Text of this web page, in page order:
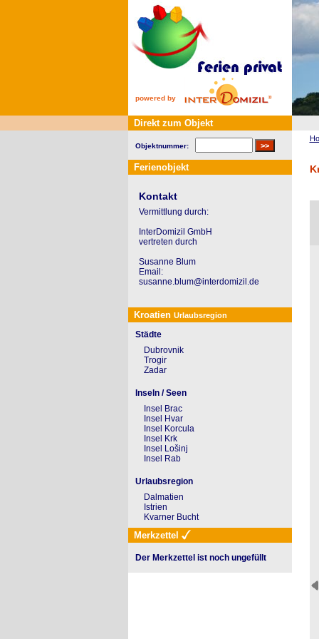
powered by
Direkt zum Objekt
Objektnummer:
Ferienobjekt
Kontakt
Vermittlung durch:
InterDomizil GmbH
vertreten durch
Susanne Blum
Email:
susanne.blum@interdomizil.de
Kroatien Urlaubsregion
Städte
Dubrovnik
Trogir
Zadar
Inseln / Seen
Insel Brac
Insel Hvar
Insel Korcula
Insel Krk
Insel Lošinj
Insel Rab
Urlaubsregion
Dalmatien
Istrien
Kvarner Bucht
Merkzettel
Der Merkzettel ist noch ungefüllt